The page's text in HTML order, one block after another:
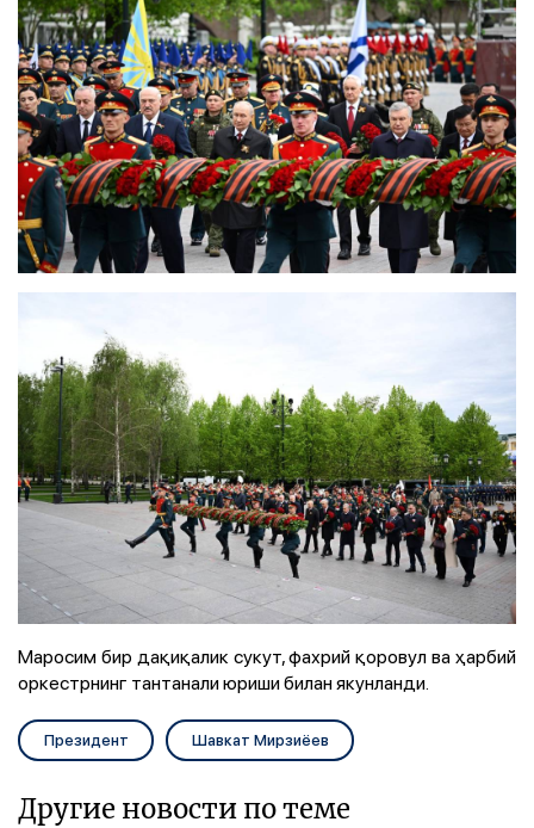
Маросим бир дақиқалик сукут, фахрий қоровул ва ҳарбий
оркестрнинг тантанали юриши билан якунланди.
Президент Шавкат Мирзиёев
Другие новости по теме